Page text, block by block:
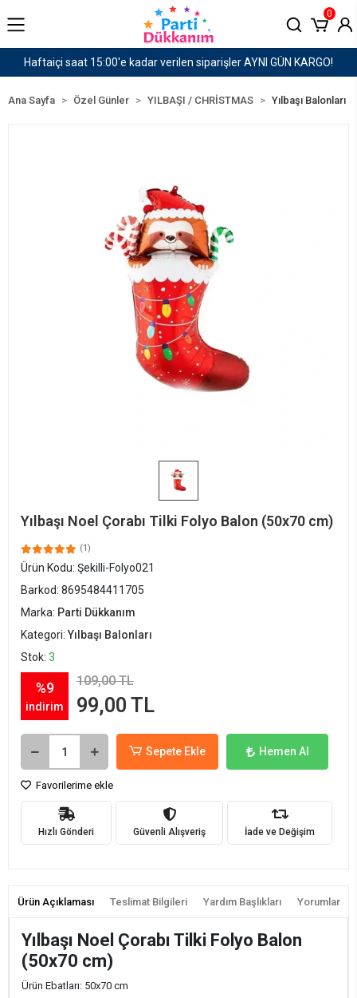
GÜN KARGO! 1500 TL ve Üzeri Kargo
0
Ana Sayfa Özel Günler YILBAŞI / CHRİSTMAS Yılbaşı Balonları
Yılbaşı Noel Çorabı Tilki Folyo Balon (50x70 cm)
(1)
Ürün Kodu: Şekilli-Folyo021
Barkod: 8695484411705
Marka: Parti Dükkanım
Kategori:Yılbaşı Balonları
Stok: 3
%9
indirim
109,00 TL
99,00 TL
Sepete Ekle Hemen Al
Favorilerime ekle
Hızlı Gönderi Güvenli Alışveriş İade ve Değişim
Ürün Açıklaması Teslimat Bilgileri Yardım Başlıkları Yorumlar
Yılbaşı Noel Çorabı Tilki Folyo Balon
(50x70 cm)
Ürün Ebatları: 50x70 cm